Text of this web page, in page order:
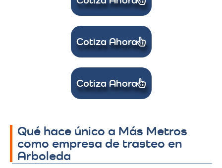
Cotiza Ahora
Cotiza Ahora
Qué hace único a Más Metros
como empresa de trasteo en
Arboleda